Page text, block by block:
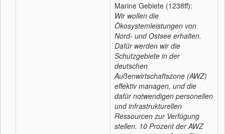
Marine Gebiete (1238ff):
Wir wollen die
Ökosystemleistungen von
Nord- und Ostsee erhalten.
Dafür werden wir die
Schutzgebiete in der
deutschen
Außenwirtschaftszone (AWZ)
effektiv managen, und die
dafür notwendigen personellen
und infrastrukturellen
Ressourcen zur Verfügung
stellen. 10 Prozent der AWZ